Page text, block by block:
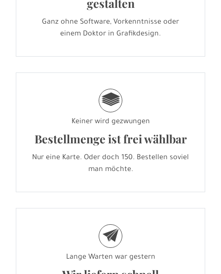
gestalten
Ganz ohne Software, Vorkenntnisse oder
einem Doktor in Grafikdesign.
g
Keiner wird gezwungen
Bestellmenge ist frei wählbar
Nur eine Karte. Oder doch 150. Bestellen soviel
man möchte.
e
Lange Warten war gestern